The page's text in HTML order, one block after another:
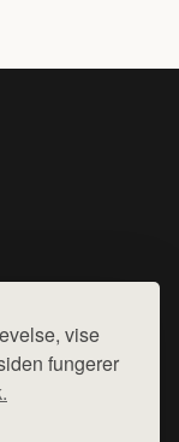
vise
fungerer
til de shops,